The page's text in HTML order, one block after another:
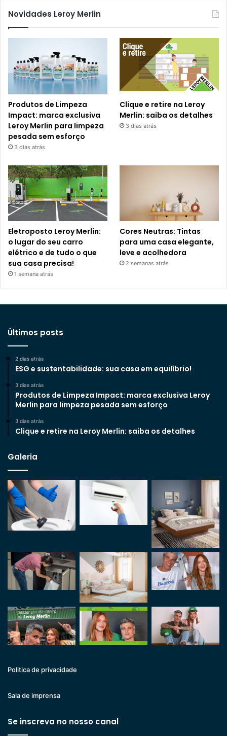
Novidades Leroy Merlin
Produtos de Limpeza
Impact: marca exclusiva
Leroy Merlin para limpeza
pesada sem esforço
3 dias atrás
Clique e retire na Leroy
Merlin: saiba os detalhes
3 dias atrás
Eletroposto Leroy Merlin:
o lugar do seu carro
elétrico e de tudo o que
sua casa precisa!
1 semana atrás
Cores Neutras: Tintas
para uma casa elegante,
leve e acolhedora
2 semanas atrás
Últimos posts
2 dias atrás
ESG e sustentabilidade: sua casa em equilíbrio!
3 dias atrás
Produtos de Limpeza Impact: marca exclusiva Leroy
Merlin para limpeza pesada sem esforço
3 dias atrás
Clique e retire na Leroy Merlin: saiba os detalhes
Galeria
Politica de privacidade
Sala de imprensa
Se inscreva no nosso canal